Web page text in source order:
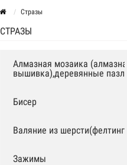
Стразы
СТРАЗЫ
Алмазная мозаика (алмазная
вышивка),деревянные пазлы
Бисер
Валяние из шерсти(фелтинг)
Зажимы